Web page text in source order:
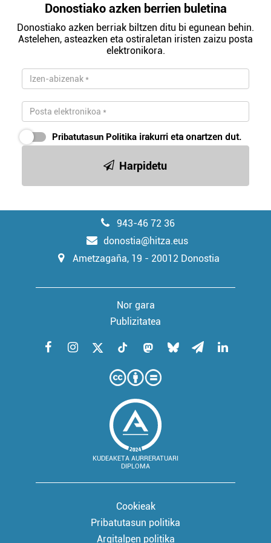
Donostiako azken berrien buletina
Donostiako azken berriak biltzen ditu bi egunean behin.
Astelehen, asteazken eta ostiraletan iristen zaizu posta
elektronikora.
Pribatutasun Politika irakurri eta onartzen dut.
Harpidetu
943-46 72 36
donostia@hitza.eus
Ametzagaña, 19 - 20012 Donostia
Nor gara
Publizitatea
KUDEAKETA AURRERATUARI
DIPLOMA
Cookieak
Pribatutasun politika
Argitalpen politika